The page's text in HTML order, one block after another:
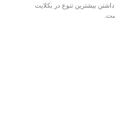
بیشترین تنوع در بکلایت